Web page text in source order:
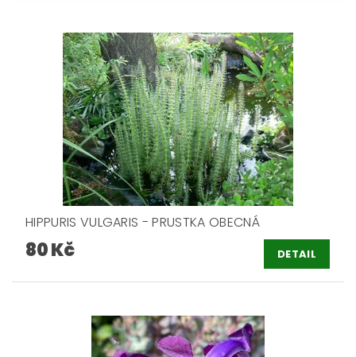
HIPPURIS VULGARIS - PRUSTKA OBECNÁ
80 Kč DETAIL